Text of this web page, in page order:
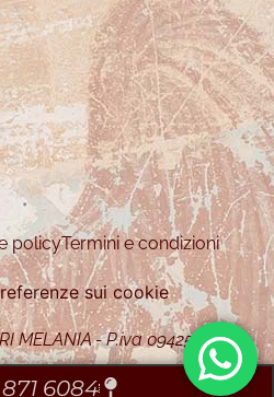
policyTermini e condizioni
sui cookie
MELANIA - P.iva 09425450963
6084